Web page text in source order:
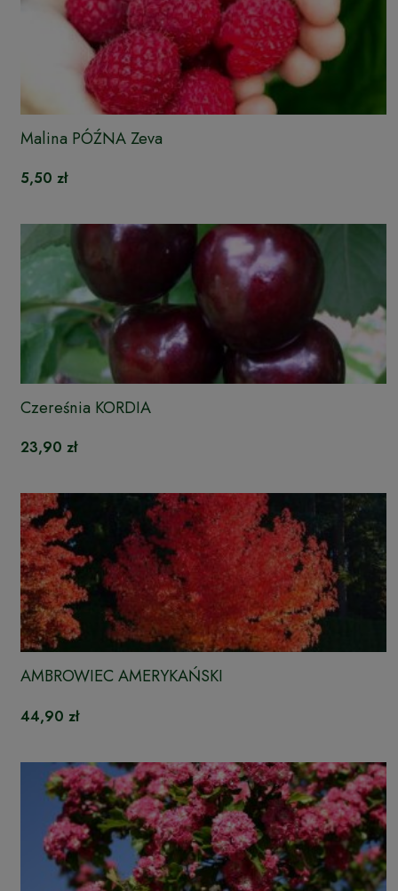
Malina PÓŹNA Zeva
5,50 zł
Czereśnia KORDIA
23,90 zł
AMBROWIEC AMERYKAŃSKI
44,90 zł